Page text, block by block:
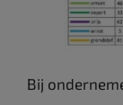
Bij